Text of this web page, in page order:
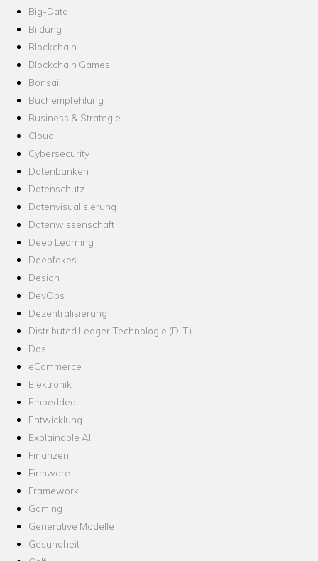
Big-Data
Bildung
Blockchain
Blockchain Games
Bonsai
Buchempfehlung
Business & Strategie
Cloud
Cybersecurity
Datenbanken
Datenschutz
Datenvisualisierung
Datenwissenschaft
Deep Learning
Deepfakes
Design
DevOps
Dezentralisierung
Distributed Ledger Technologie (DLT)
Dos
eCommerce
Elektronik
Embedded
Entwicklung
Explainable AI
Finanzen
Firmware
Framework
Gaming
Generative Modelle
Gesundheit